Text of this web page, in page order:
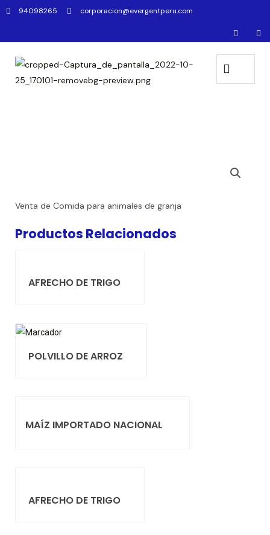
94098265 corporacion@evergentperu.com
Venta de Comida para animales de granja
Productos Relacionados
AFRECHO DE TRIGO
POLVILLO DE ARROZ
MAÍZ IMPORTADO NACIONAL
AFRECHO DE TRIGO